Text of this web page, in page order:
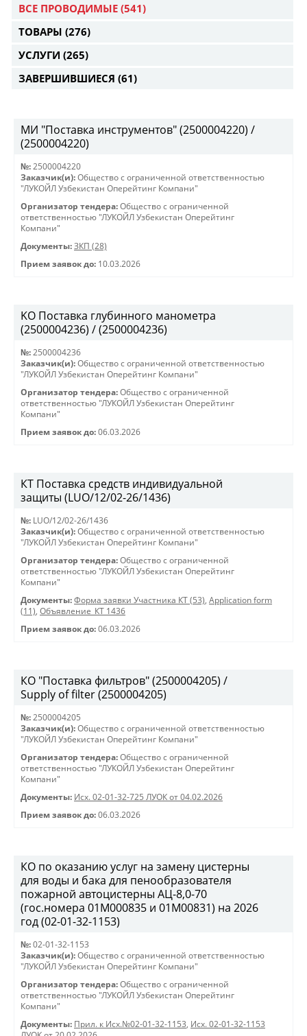
ВСЕ ПРОВОДИМЫЕ (541)
ТОВАРЫ (276)
УСЛУГИ (265)
ЗАВЕРШИВШИЕСЯ (61)
МИ "Поставка инструментов" (2500004220) /
(2500004220)
№: 2500004220
Заказчик(и): Общество с ограниченной ответственностью
"ЛУКОЙЛ Узбекистан Оперейтинг Компани"
Организатор тендера: Общество с ограниченной
ответственностью "ЛУКОЙЛ Узбекистан Оперейтинг
Компани"
Документы: ЗКП (28)
Прием заявок до: 10.03.2026
KO Поставка глубинного манометра
(2500004236) / (2500004236)
№: 2500004236
Заказчик(и): Общество с ограниченной ответственностью
"ЛУКОЙЛ Узбекистан Оперейтинг Компани"
Организатор тендера: Общество с ограниченной
ответственностью "ЛУКОЙЛ Узбекистан Оперейтинг
Компани"
Прием заявок до: 06.03.2026
КТ Поставка средств индивидуальной
защиты (LUO/12/02-26/1436)
№: LUO/12/02-26/1436
Заказчик(и): Общество с ограниченной ответственностью
"ЛУКОЙЛ Узбекистан Оперейтинг Компани"
Организатор тендера: Общество с ограниченной
ответственностью "ЛУКОЙЛ Узбекистан Оперейтинг
Компани"
Документы: Форма заявки Участника КТ (53), Application form
(11), Объявление_КТ 1436
Прием заявок до: 06.03.2026
КО "Поставка фильтров" (2500004205) /
Supply of filter (2500004205)
№: 2500004205
Заказчик(и): Общество с ограниченной ответственностью
"ЛУКОЙЛ Узбекистан Оперейтинг Компани"
Организатор тендера: Общество с ограниченной
ответственностью "ЛУКОЙЛ Узбекистан Оперейтинг
Компани"
Документы: Исх. 02-01-32-725 ЛУОК от 04.02.2026
Прием заявок до: 06.03.2026
КО по оказанию услуг на замену цистерны
для воды и бака для пенообразователя
пожарной автоцистерны АЦ-8,0-70
(гос.номера 01М000835 и 01М00831) на 2026
год (02-01-32-1153)
№: 02-01-32-1153
Заказчик(и): Общество с ограниченной ответственностью
"ЛУКОЙЛ Узбекистан Оперейтинг Компани"
Организатор тендера: Общество с ограниченной
ответственностью "ЛУКОЙЛ Узбекистан Оперейтинг
Компани"
Документы: Прил. к Исх.№02-01-32-1153, Исх. 02-01-32-1153